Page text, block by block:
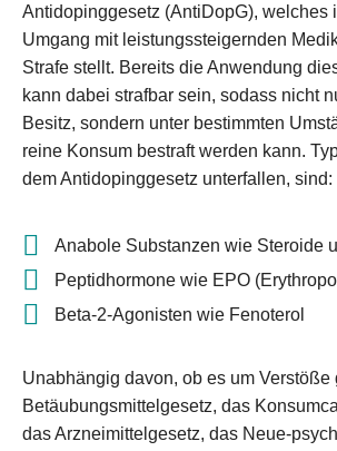
Antidopinggesetz (AntiDopG), welches
Umgang mit leistungssteigernden
Strafe stellt. Bereits die Anwendung
kann dabei strafbar sein, sodass nicht
Besitz, sondern unter bestimmten
reine Konsum bestraft werden kann.
dem Antidopinggesetz unterfallen, sind:
Anabole Substanzen wie Steroide
Peptidhormone wie EPO
Beta-2-Agonisten wie Fenoterol
Unabhängig davon, ob es um Verstöße
Betäubungsmittelgesetz, das
das Arzneimittelgesetz, das Neue-